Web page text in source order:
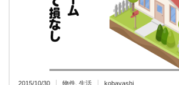
2015/10/30 物件 生活 kobayashi